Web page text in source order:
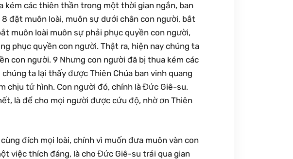
kém các thiên thần trong một thời gian ngắn, ban
đặt muôn loài, muôn sự dưới chân con người, bắt
muôn loài muôn sự phải phục quyền con người,
phục quyền con người. Thật ra, hiện nay chúng ta
con người. 9 Nhưng con người đã bị thua kém các
ta lại thấy được Thiên Chúa ban vinh quang
chịu tử hình. Con người đó, chính là Đức Giê-su.
là để cho mọi người được cứu độ, nhờ ơn Thiên
đích mọi loài, chính vì muốn đưa muôn vàn con
việc thích đáng, là cho Đức Giê-su trải qua gian